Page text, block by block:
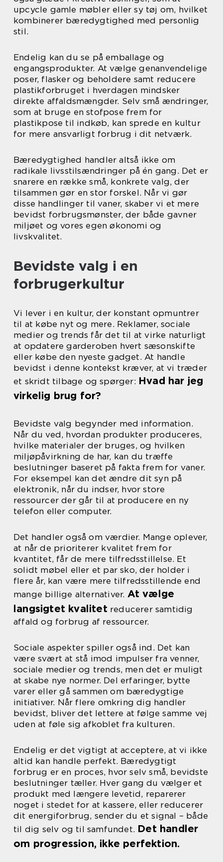
upcycle gamle møbler eller sy tøj om, hvilket
kombinerer bæredygtighed med personlig
stil.
Endelig kan du se på emballage og
engangsprodukter. At vælge genanvendelige
poser, flasker og beholdere samt reducere
plastikforbruget i hverdagen mindsker
direkte affaldsmængder. Selv små ændringer,
som at bruge en stofpose frem for
plastikpose til indkøb, kan sprede en kultur
for mere ansvarligt forbrug i dit netværk.
Bæredygtighed handler altså ikke om
radikale livsstilsændringer på én gang. Det er
snarere en række små, konkrete valg, der
tilsammen gør en stor forskel. Når vi gør
disse handlinger til vaner, skaber vi et mere
bevidst forbrugsmønster, der både gavner
miljøet og vores egen økonomi og
livskvalitet.
Bevidste valg i en
forbrugerkultur
Vi lever i en kultur, der konstant opmuntrer
til at købe nyt og mere. Reklamer, sociale
medier og trends får det til at virke naturligt
at opdatere garderoben hvert sæsonskifte
eller købe den nyeste gadget. At handle
bevidst i denne kontekst kræver, at vi træder
et skridt tilbage og spørger: Hvad har jeg
virkelig brug for?
Bevidste valg begynder med information.
Når du ved, hvordan produkter produceres,
hvilke materialer der bruges, og hvilken
miljøpåvirkning de har, kan du træffe
beslutninger baseret på fakta frem for vaner.
For eksempel kan det ændre dit syn på
elektronik, når du indser, hvor store
ressourcer der går til at producere en ny
telefon eller computer.
Det handler også om værdier. Mange oplever,
at når de prioriterer kvalitet frem for
kvantitet, får de mere tilfredsstillelse. Et
solidt møbel eller et par sko, der holder i
flere år, kan være mere tilfredsstillende end
mange billige alternativer. At vælge
langsigtet kvalitet reducerer samtidig
affald og forbrug af ressourcer.
Sociale aspekter spiller også ind. Det kan
være svært at stå imod impulser fra venner,
sociale medier og trends, men det er muligt
at skabe nye normer. Del erfaringer, bytte
varer eller gå sammen om bæredygtige
initiativer. Når flere omkring dig handler
bevidst, bliver det lettere at følge samme vej
uden at føle sig afkoblet fra kulturen.
Endelig er det vigtigt at acceptere, at vi ikke
altid kan handle perfekt. Bæredygtigt
forbrug er en proces, hvor selv små, bevidste
beslutninger tæller. Hver gang du vælger et
produkt med længere levetid, reparerer
noget i stedet for at kassere, eller reducerer
dit energiforbrug, sender du et signal – både
til dig selv og til samfundet. Det handler
om progression, ikke perfektion.